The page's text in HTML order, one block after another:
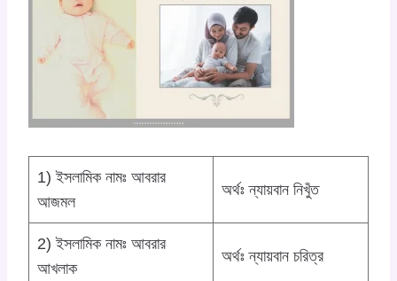
1) ইসলামিক নামঃ আবরার
আজমল
অর্থঃ ন্যায়বান নিখুঁত
2) ইসলামিক নামঃ আবরার
আখলাক
অর্থঃ ন্যায়বান চরিত্র